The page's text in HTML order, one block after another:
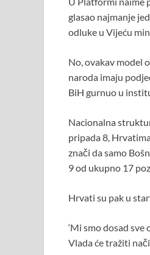
glasao najmanje
odluke u Vijeću
No, ovakav model
naroda imaju
BiH gurnuo u
Nacionalna
pripada 8,
znači da samo
9 od ukupno 17
Hrvati su pak u
‘Mi smo dosad
Vlada će tražiti